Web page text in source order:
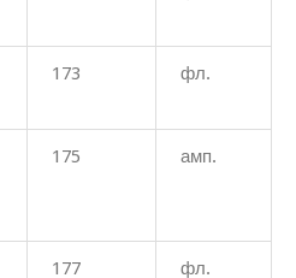
173 фл.
175 амп.
177 фл.